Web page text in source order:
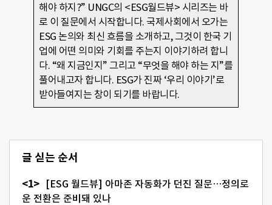
해야 하지?” UNGC의 <ESG월드뷰> 시리즈는 바
로 이 질문에서 시작합니다. 국제사회에서 오가는
ESG 논의와 최신 흐름을 소개하고, 그것이 한국 기
업에 어떤 의미와 기회를 주는지 이야기하려 합니
다. “왜 지금인지” 그리고 “무엇을 해야 하는 지”를
풀어내고자 합니다. ESG가 진짜 ‘우리 이야기’로
받아들여지는 창이 되기를 바랍니다.
글 싣는 순서
[ESG 월드뷰] 아마존 자동화가 던진 질문…정의로
운 전환은 준비돼 있나